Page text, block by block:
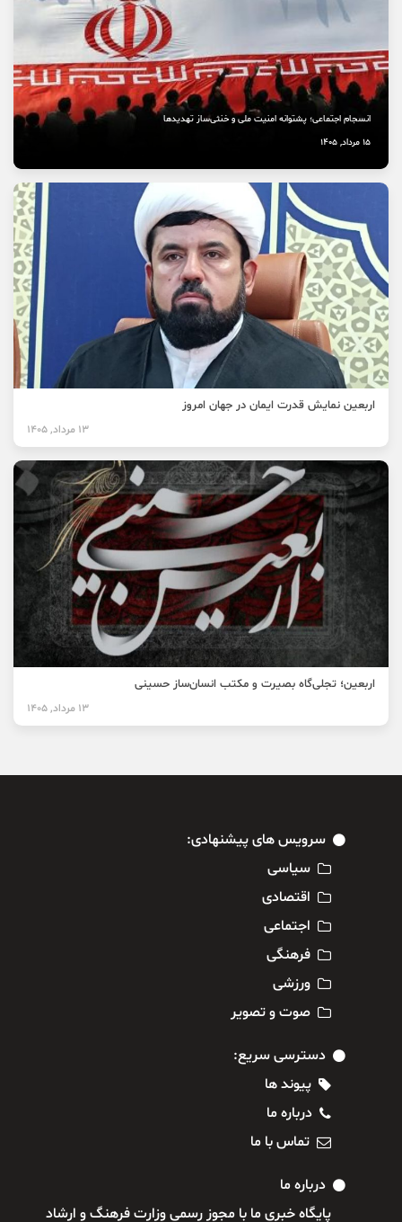
انسجام اجتماعی؛ پشتوانه امنیت ملی و خنثی‌ساز تهدیدها
15 مرداد, 1405
اربعین نمایش قدرت ایمان در جهان امروز
13 مرداد, 1405
اربعین؛ تجلی‌گاه بصیرت و مکتب انسان‌ساز حسینی
13 مرداد, 1405
سرویس های پیشنهادی:
سیاسی
اقتصادی
اجتماعی
فرهنگی
ورزشی
صوت و تصویر
دسترسی سریع:
پیوند ها
درباره ما
تماس با ما
درباره ما
پایگاه خبری ما با مجوز رسمی وزارت فرهنگ و ارشاد